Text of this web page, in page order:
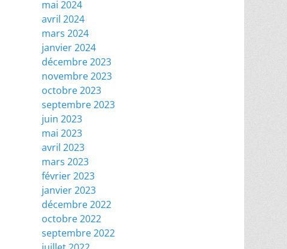
mai 2024
avril 2024
mars 2024
janvier 2024
décembre 2023
novembre 2023
octobre 2023
septembre 2023
juin 2023
mai 2023
avril 2023
mars 2023
février 2023
janvier 2023
décembre 2022
octobre 2022
septembre 2022